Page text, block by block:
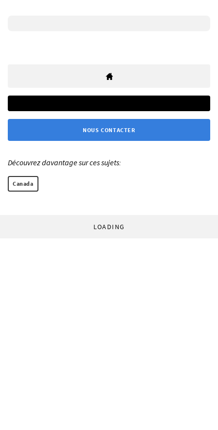
NOUS CONTACTER
Découvrez davantage sur ces sujets:
Canada
LOADING